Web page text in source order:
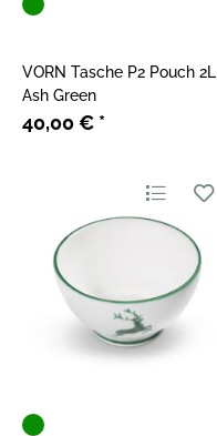
VORN Tasche P2 Pouch 2L
Ash Green
40,00 € *